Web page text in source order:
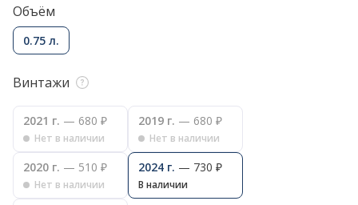
Объём
0.75 л.
Винтажи
2021 г. — 680 ₽
Нет в наличии
2019 г. — 680 ₽
Нет в наличии
2020 г. — 510 ₽
Нет в наличии
2024 г. — 730 ₽
В наличии